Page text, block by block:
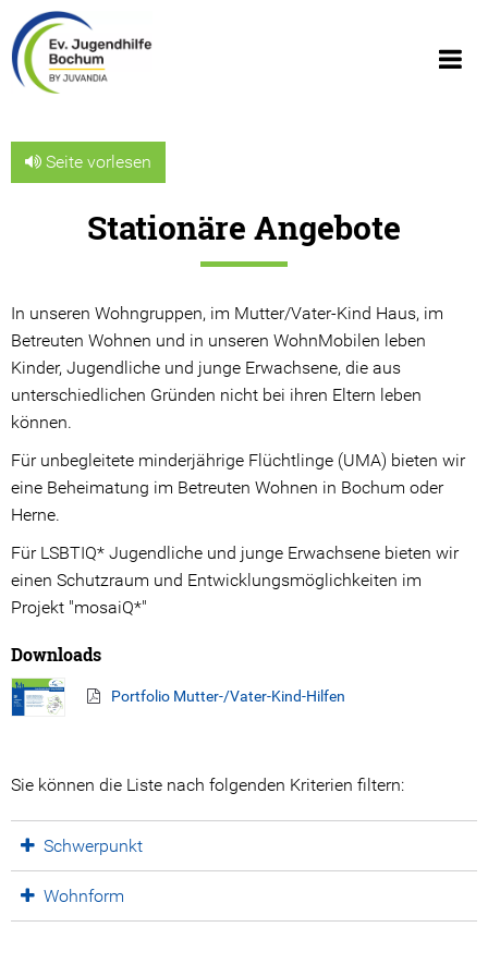
Über uns
Geschäftsberichte
Organigramm
Geschichte
JUVANDIA - der Diakonieverbund e.V.
Kooperations Gremien
Angebote
Beratungsangebote
Ansprechpartner*innen
Seite vorlesen
Stationäre Angebote
In unseren Wohngruppen, im Mutter/Vater-Kind Haus, im
Betreuten Wohnen und in unseren WohnMobilen leben
Kinder, Jugendliche und junge Erwachsene, die aus
unterschiedlichen Gründen nicht bei ihren Eltern leben
können.
Für unbegleitete minderjährige Flüchtlinge (UMA) bieten wir
eine Beheimatung im Betreuten Wohnen in Bochum oder
Herne.
Für LSBTIQ* Jugendliche und junge Erwachsene bieten wir
einen Schutzraum und Entwicklungsmöglichkeiten im
Projekt "mosaiQ*"
Downloads
Portfolio Mutter-/Vater-Kind-Hilfen
Sie können die Liste nach folgenden Kriterien filtern:
Schwerpunkt
Wohnform